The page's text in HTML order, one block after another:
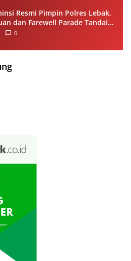
Resmi Pimpin Polres Lebak,
dan Farewell Parade Tandai
0